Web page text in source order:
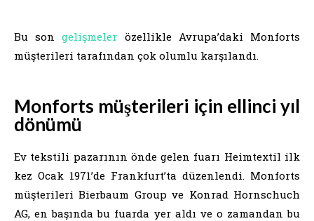
Bu songelişmeler özellikle Avrupa’daki Monforts
müşterileri tarafından çok olumlu karşılandı.
Monforts müşterileri için ellinci yıl
dönümü
Ev tekstili pazarının önde gelen fuarı Heimtextil ilk
kez Ocak 1971’de Frankfurt’ta düzenlendi. Monforts
müşterileri Bierbaum Group ve Konrad Hornschuch
AG, en başında bu fuarda yer aldı ve o zamandan bu